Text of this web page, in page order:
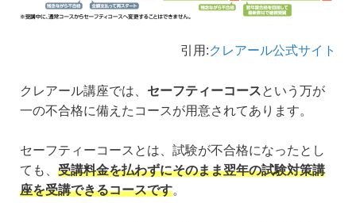
引用:クレアール公式サイト
クレアール講座では、 セーフティーコースという万が
一の不合格に備えたコースが用意されてあります。
セーフティーコースとは、試験が不合格になったとし
ても、 受講料金を払わずにそのまま翌年の試験対策講
座を受講できるコースです。